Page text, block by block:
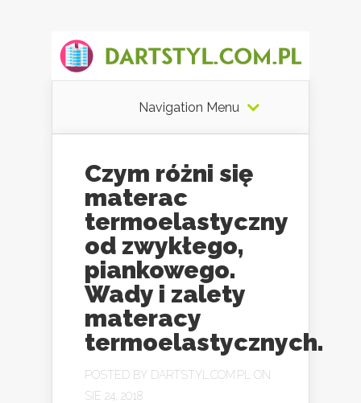
Navigation Menu
Czym różni się
materac
termoelastyczny
od zwykłego,
piankowego.
Wady i zalety
materacy
termoelastycznych.
POSTED BY DARTSTYL.COM.PL
ON
SIE 24, 2018